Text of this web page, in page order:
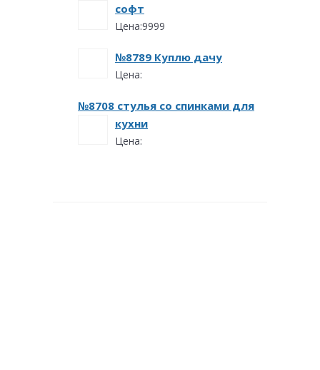
coфт
Цена:9999
№8789 Куплю дачу
Цена:
№8708 стулья со спинками для
кухни
Цена: